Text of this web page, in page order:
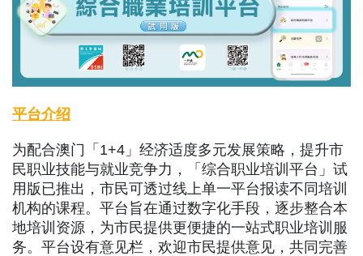
平台介绍
为配合澳门「1+4」经济适度多元发展策略，提升市
民职业技能与就业竞争力，「综合职业培训平台」试
用版已推出，市民可透过线上单一平台报读不同培训
机构的课程。平台旨在通过数字化手段，逐步整合本
地培训资源，为市民提供更便捷的一站式职业培训服
务。平台设有意见栏，欢迎市民提供意见，共同完善